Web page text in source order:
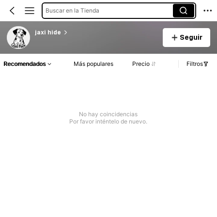
Buscar en la Tienda
jaxi hide
Seguir
Recomendados Más populares Precio Filtros
No hay coincidencias
Por favor inténtelo de nuevo.